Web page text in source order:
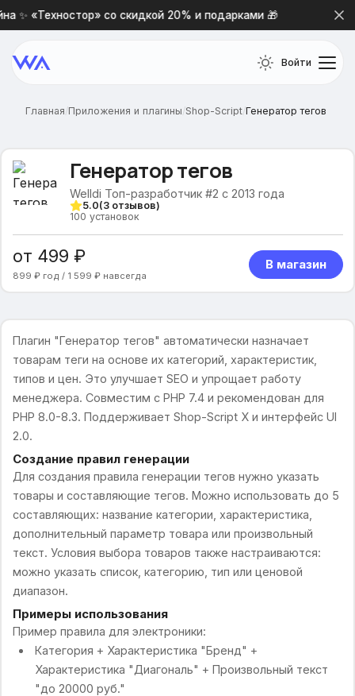
✨ «Техностор» со скидкой 20% и подарками 🎁
Войти
Главная/Приложения и плагины/Shop-Script/Генератор тегов
Генератор тегов
Welldi Топ-разработчик #2 с 2013 года
5.0(3отзывов)
100 установок
от 499 ₽
899 ₽ год / 1 599 ₽ навсегда
В магазин
Плагин "Генератор тегов" автоматически назначает
товарам теги на основе их категорий, характеристик,
типов и цен. Это улучшает SEO и упрощает работу
менеджера. Совместим с PHP 7.4 и рекомендован для
PHP 8.0-8.3. Поддерживает Shop-Script X и интерфейс UI
2.0.
Создание правил генерации
Для создания правила генерации тегов нужно указать
товары и составляющие тегов. Можно использовать до 5
составляющих: название категории, характеристика,
дополнительный параметр товара или произвольный
текст. Условия выбора товаров также настраиваются:
можно указать список, категорию, тип или ценовой
диапазон.
Примеры использования
Пример правила для электроники:
Категория + Характеристика "Бренд" +
Характеристика "Диагональ" + Произвольный текст
"до 20000 руб."